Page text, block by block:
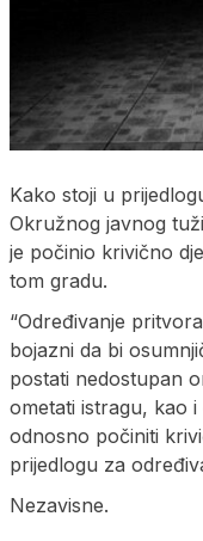
Kako stoji u
Okružnog javnog
je počinio krivično
tom gradu.
“Određivanje
bojazni da bi
postati nedostupan
ometati istragu, kao
odnosno počiniti
prijedlogu za
Nezavisne.